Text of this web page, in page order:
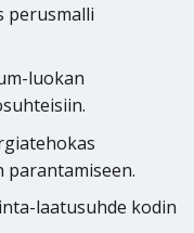
perusmalli
luokan
parantamiseen.
laatusuhde kodin